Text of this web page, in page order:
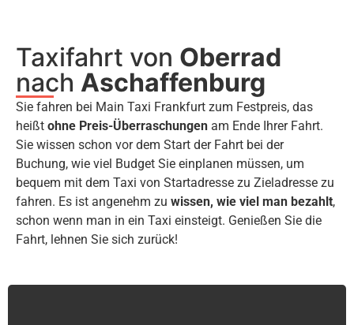
Taxifahrt von Oberrad
nach Aschaffenburg
Sie fahren bei Main Taxi Frankfurt zum Festpreis, das
heißt ohne Preis-Überraschungen am Ende Ihrer Fahrt.
Sie wissen schon vor dem Start der Fahrt bei der
Buchung, wie viel Budget Sie einplanen müssen, um
bequem mit dem Taxi von Startadresse zu Zieladresse zu
fahren. Es ist angenehm zu wissen, wie viel man bezahlt,
schon wenn man in ein Taxi einsteigt. Genießen Sie die
Fahrt, lehnen Sie sich zurück!